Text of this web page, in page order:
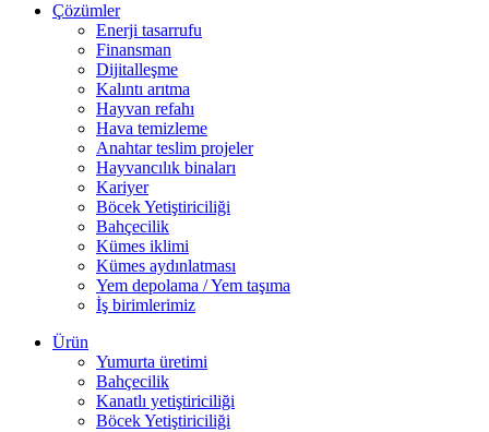
Çözümler
Enerji tasarrufu
Finansman
Dijitalleşme
Kalıntı arıtma
Hayvan refahı
Hava temizleme
Anahtar teslim projeler
Hayvancılık binaları
Kariyer
Böcek Yetiştiriciliği
Bahçecilik
Kümes iklimi
Kümes aydınlatması
Yem depolama / Yem taşıma
İş birimlerimiz
Ürün
Yumurta üretimi
Bahçecilik
Kanatlı yetiştiriciliği
Böcek Yetiştiriciliği